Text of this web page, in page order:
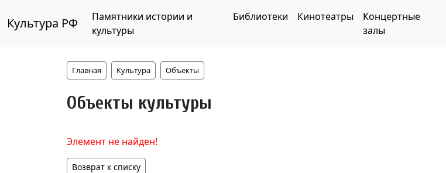
Культура РФ
Памятники истории и
культуры
Библиотеки Кинотеатры
Концертные
залы
Главная Культура Объекты
Объекты культуры
Элемент не найден!
Возврат к списку